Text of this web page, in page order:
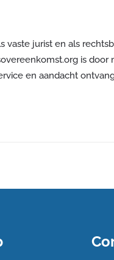
jurist en als
is
en aandacht